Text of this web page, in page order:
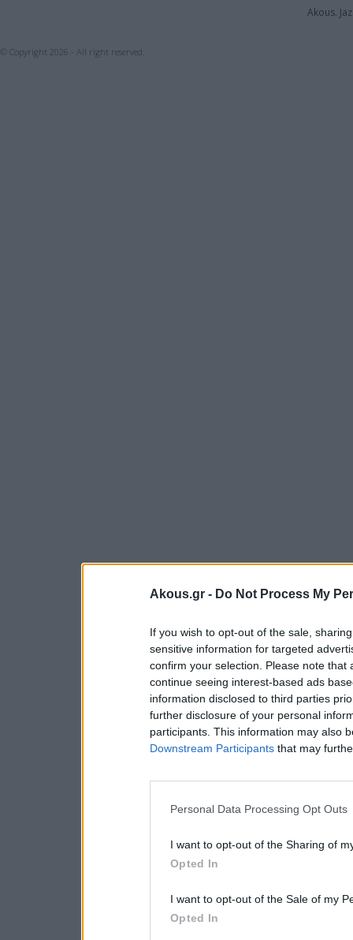
Akous.gr - Do Not Process My
If you wish to opt-out of the sale,
sensitive information for targeted
confirm your selection. Please note
continue seeing interest-based ads
information disclosed to third parties
further disclosure of your personal
participants. This information may also
Downstream Participants that may
Personal Data Processing Opt Outs
I want to opt-out of the Sharing of
Opted In
I want to opt-out of the Sale of my
Opted In
Akous.
© Copyright 2026 - All right reserved.